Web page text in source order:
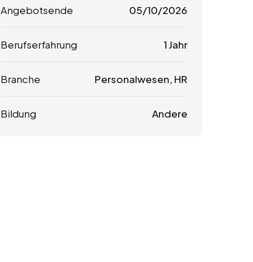
Angebotsende 05/10/2026
Berufserfahrung 1 Jahr
Branche Personalwesen, HR
Bildung Andere